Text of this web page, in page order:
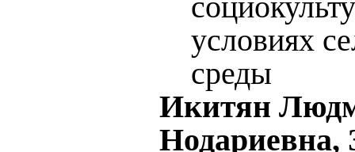
условиях
среды
Икитян
Нодариевна,